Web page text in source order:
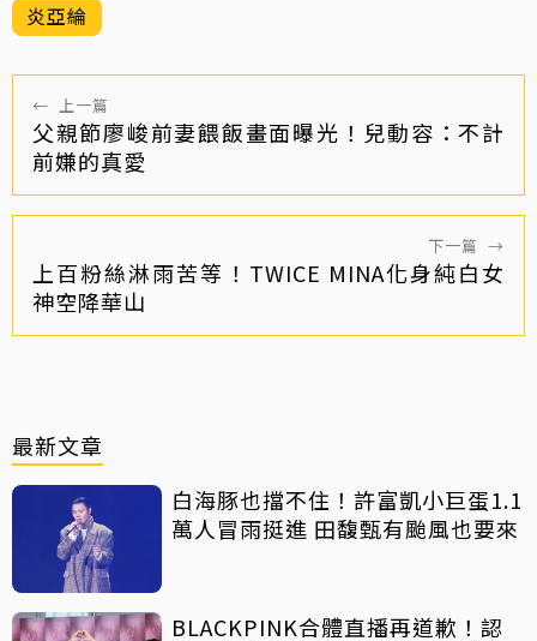
炎亞綸
← 上一篇
父親節廖峻前妻餵飯畫面曝光！兒動容：不計
前嫌的真愛
下一篇 →
上百粉絲淋雨苦等！TWICE MINA化身純白女
神空降華山
最新文章
白海豚也擋不住！許富凱小巨蛋1.1
萬人冒雨挺進 田馥甄有颱風也要來
BLACKPINK合體直播再道歉！認